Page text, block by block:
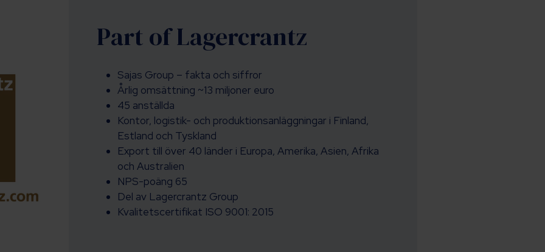
Part of Lagercrantz
Sajas Group – fakta och siffror
Årlig omsättning ~13 miljoner euro
45 anställda
Kontor, logistik- och produktionsanläggningar i Finland,
Estland och Tyskland
Export till över 40 länder i Europa, Amerika, Asien, Afrika
och Australien
NPS-poäng 65
Del av Lagercrantz Group
Kvalitetscertifikat ISO 9001: 2015